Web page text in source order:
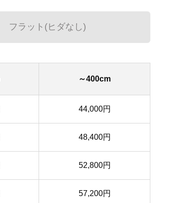
フラット(ヒダなし)
～400cm
44,000円
48,400円
52,800円
57,200円